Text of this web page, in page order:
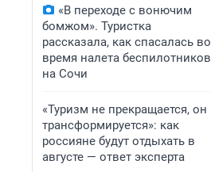
«В переходе с вонючим
бомжом». Туристка
рассказала, как спасалась во
время налета беспилотников
на Сочи
«Туризм не прекращается, он
трансформируется»: как
россияне будут отдыхать в
августе — ответ эксперта